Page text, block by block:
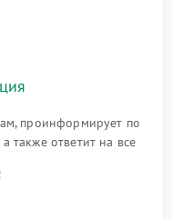
проинформирует по
также ответит на все